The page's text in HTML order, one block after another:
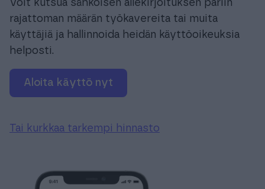
Voit kutsua sähköisen allekirjoituksen pariin
rajattoman määrän työkavereita tai muita
käyttäjiä ja hallinnoida heidän käyttöoikeuksia
helposti.
Aloita käyttö nyt
Tai kurkkaa tarkempi hinnasto